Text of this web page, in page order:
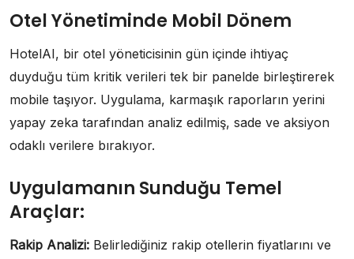
Otel Yönetiminde Mobil Dönem
HotelAI, bir otel yöneticisinin gün içinde ihtiyaç
duyduğu tüm kritik verileri tek bir panelde birleştirerek
mobile taşıyor. Uygulama, karmaşık raporların yerini
yapay zeka tarafından analiz edilmiş, sade ve aksiyon
odaklı verilere bırakıyor.
Uygulamanın Sunduğu Temel
Araçlar:
Rakip Analizi: Belirlediğiniz rakip otellerin fiyatlarını ve